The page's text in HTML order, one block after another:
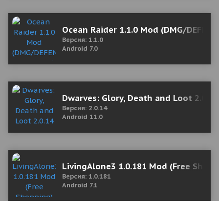
Ocean Raider 1.1.0 Mod (DMG/
Версия: 1.1.0
Android 7.0
Dwarves: Glory, Death and Loot
Версия: 2.0.14
Android 11.0
LivingAlone3 1.0.181 Mod (Free
Версия: 1.0.181
Android 7.1